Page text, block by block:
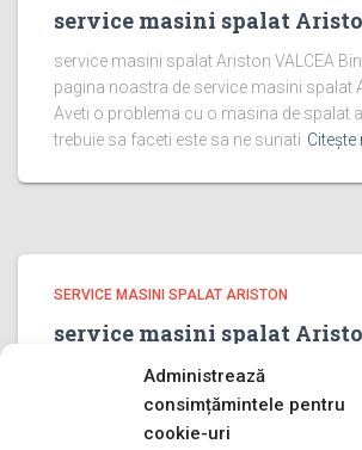
Administrează
consimțămintele pentru
cookie-uri
service masini spalat
service masini spalat Ariston VALCEA
pagina noastra de service masini spalat
Aveti o problema cu o masina de spalat
trebuie sa faceti este sa ne sunati
SERVICE MASINI SPALAT ARISTON
service masini spalat
PRAHOVA
service masini spalat Ariston PRAHOVA
pagina noastra de service masini spalat